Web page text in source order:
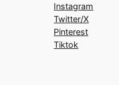
Instagram
Twitter/X
Pinterest
Tiktok